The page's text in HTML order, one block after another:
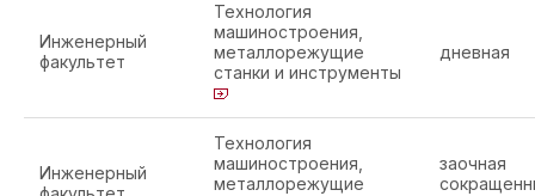
Инженерный
факультет
Технология
машиностроения,
металлорежущие
станки и инструменты
дневная
Инженерный
Технология
машиностроения,
металлорежущие
заочная